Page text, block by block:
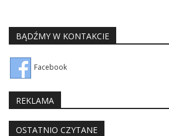
BĄDŹMY W KONTAKCIE
Facebook
REKLAMA
OSTATNIO CZYTANE